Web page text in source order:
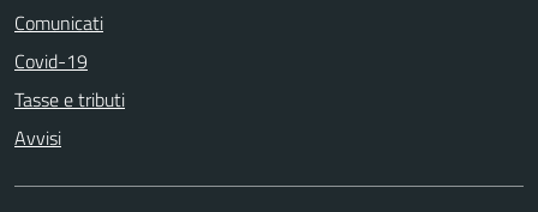
Comunicati
Covid-19
Tasse e tributi
Avvisi